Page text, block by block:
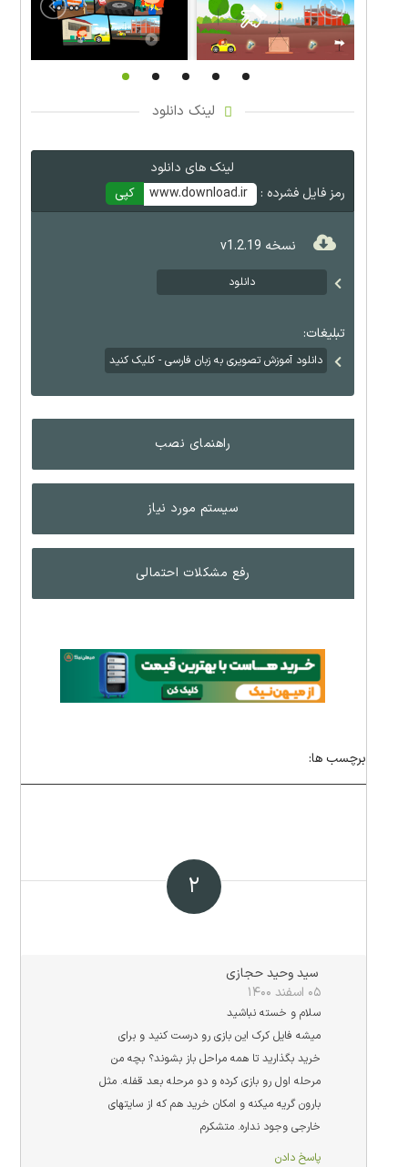
لینک دانلود
لینک های دانلود
رمز فایل فشرده :
www.download.ir کپی
نسخه v1.2.19
دانلود
تبلیغات:
دانلود آموزش تصویری به زبان فارسی - کلیک کنید
راهنمای نصب
سیستم مورد نیاز
رفع مشکلات احتمالی
برچسب ها:
۲
سید وحید حجازی
۰۵ اسفند ۱۴۰۰
سلام و خسته نباشید
میشه فایل کرک این بازی رو درست کنید و برای
خرید بگذارید تا همه مراحل باز بشوند؟ بچه من
مرحله اول رو بازی کرده و دو مرحله بعد قفله. مثل
بارون گریه میکنه و امکان خرید هم که از سایتهای
خارجی وجود نداره. متشکرم
پاسخ دادن